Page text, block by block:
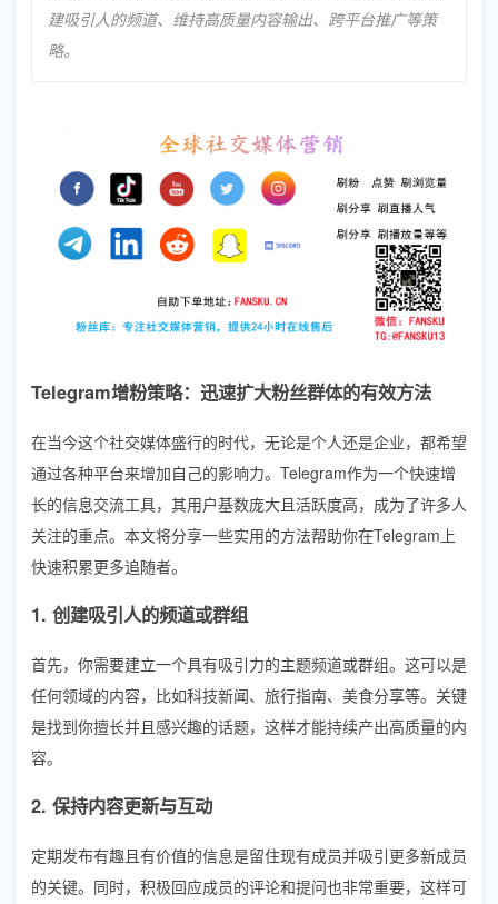
建吸引人的频道、维持高质量内容输出、跨平台推广等策
略。
Telegram增粉策略：迅速扩大粉丝群体的有效方法
在当今这个社交媒体盛行的时代，无论是个人还是企业，都希望
通过各种平台来增加自己的影响力。Telegram作为一个快速增
长的信息交流工具，其用户基数庞大且活跃度高，成为了许多人
关注的重点。本文将分享一些实用的方法帮助你在Telegram上
快速积累更多追随者。
1. 创建吸引人的频道或群组
首先，你需要建立一个具有吸引力的主题频道或群组。这可以是
任何领域的内容，比如科技新闻、旅行指南、美食分享等。关键
是找到你擅长并且感兴趣的话题，这样才能持续产出高质量的内
容。
2. 保持内容更新与互动
定期发布有趣且有价值的信息是留住现有成员并吸引更多新成员
的关键。同时，积极回应成员的评论和提问也非常重要，这样可